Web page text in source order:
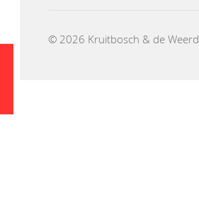
© 2026 Kruitbosch & de Weerd